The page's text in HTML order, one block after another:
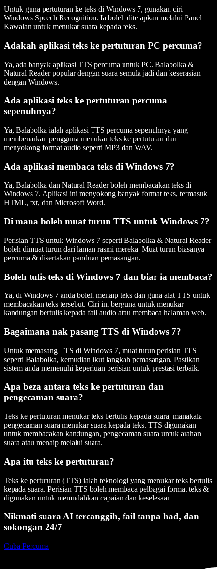
Untuk guna pertuturan ke teks di Windows 7, gunakan ciri
Windows Speech Recognition. Ia boleh ditetapkan melalui Panel
Kawalan untuk menukar suara kepada teks.
Adakah aplikasi teks ke pertuturan PC percuma?
Ya, ada banyak aplikasi TTS percuma untuk PC. Balabolka &
Natural Reader popular dengan suara semula jadi dan keserasian
dengan Windows.
Ada aplikasi teks ke pertuturan percuma
sepenuhnya?
Ya, Balabolka ialah aplikasi TTS percuma sepenuhnya yang
membenarkan pengguna menukar teks ke pertuturan dan
menyokong format audio seperti MP3 dan WAV.
Ada aplikasi membaca teks di Windows 7?
Ya, Balabolka dan Natural Reader boleh membacakan teks di
Windows 7. Aplikasi ini menyokong banyak format teks, termasuk
HTML, txt, dan Microsoft Word.
Di mana boleh muat turun TTS untuk Windows 7?
Perisian TTS untuk Windows 7 seperti Balabolka & Natural Reader
boleh dimuat turun dari laman rasmi mereka. Muat turun biasanya
percuma & disertakan panduan pemasangan.
Boleh tulis teks di Windows 7 dan biar ia membaca?
Ya, di Windows 7 anda boleh menaip teks dan guna alat TTS untuk
membacakan teks tersebut. Ciri ini berguna untuk menukar
kandungan bertulis kepada fail audio atau membaca halaman web.
Bagaimana nak pasang TTS di Windows 7?
Untuk memasang TTS di Windows 7, muat turun perisian TTS
seperti Balabolka, kemudian ikut langkah pemasangan. Pastikan
sistem anda memenuhi keperluan perisian untuk prestasi terbaik.
Apa beza antara teks ke pertuturan dan
pengecaman suara?
Teks ke pertuturan menukar teks bertulis kepada suara, manakala
pengecaman suara menukar suara kepada teks. TTS digunakan
untuk membacakan kandungan, pengecaman suara untuk arahan
suara atau menaip melalui suara.
Apa itu teks ke pertuturan?
Teks ke pertuturan (TTS) ialah teknologi yang menukar teks bertulis
kepada suara. Perisian TTS boleh membaca pelbagai format teks &
digunakan untuk memudahkan capaian dan keselesaan.
Nikmati suara AI tercanggih, fail tanpa had, dan
sokongan 24/7
Cuba Percuma